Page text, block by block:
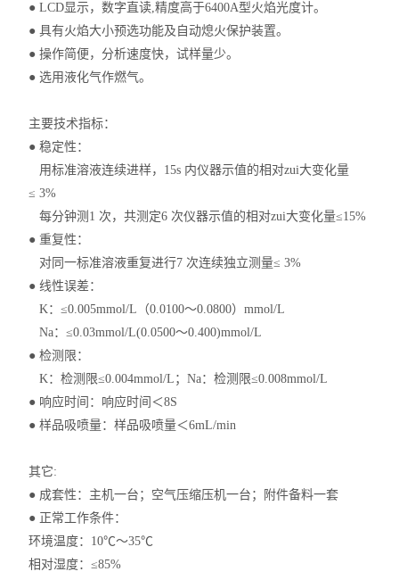
● LCD显示，数字直读,精度高于6400A型火焰光度计。
● 具有火焰大小预选功能及自动熄火保护装置。
● 操作简便，分析速度快，试样量少。
● 选用液化气作燃气。
主要技术指标：
● 稳定性：
用标准溶液连续进样，15s 内仪器示值的相对zui大变化量
≤ 3%
每分钟测1 次，共测定6 次仪器示值的相对zui大变化量≤15%
● 重复性：
对同一标准溶液重复进行7 次连续独立测量≤ 3%
● 线性误差：
K：≤0.005mmol/L（0.0100～0.0800）mmol/L
Na：≤0.03mmol/L(0.0500～0.400)mmol/L
● 检测限：
K：检测限≤0.004mmol/L；Na：检测限≤0.008mmol/L
● 响应时间：响应时间＜8S
● 样品吸喷量：样品吸喷量＜6mL/min
其它:
● 成套性：主机一台；空气压缩压机一台；附件备料一套
● 正常工作条件：
环境温度：10℃～35℃
相对湿度：≤85%